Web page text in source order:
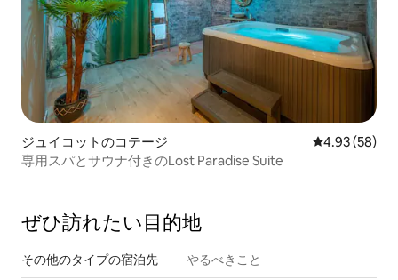
ジュイコットのコテージ レビュー58
4.93 (58)
専用スパとサウナ付きのLost Paradise Suite
ぜひ訪⁠れ⁠た⁠い目⁠的⁠地
その他のタ⁠イ⁠プ⁠の宿⁠泊⁠先 やるべきこと